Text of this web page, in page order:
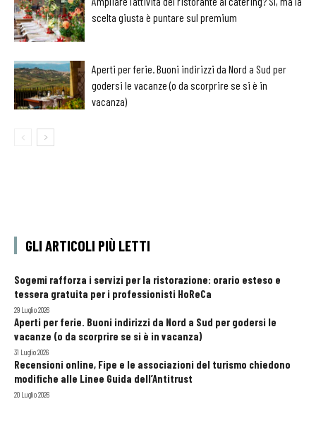
scelta giusta è puntare sul premium
Aperti per ferie. Buoni indirizzi da Nord a Sud per
godersi le vacanze (o da scorprire se si è in
vacanza)
GLI ARTICOLI PIÙ LETTI
Sogemi rafforza i servizi per la ristorazione: orario esteso e
tessera gratuita per i professionisti HoReCa
29 Luglio 2026
Aperti per ferie. Buoni indirizzi da Nord a Sud per godersi le
vacanze (o da scorprire se si è in vacanza)
31 Luglio 2026
Recensioni online, Fipe e le associazioni del turismo chiedono
modifiche alle Linee Guida dell’Antitrust
20 Luglio 2026